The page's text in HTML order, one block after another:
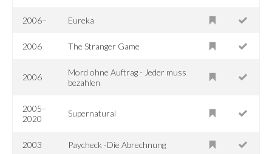
2006– Eureka
2006 The Stranger Game
2006
Mord ohne Auftrag - Jeder muss
bezahlen
2005–
2020
Supernatural
2003 Paycheck -Die Abrechnung